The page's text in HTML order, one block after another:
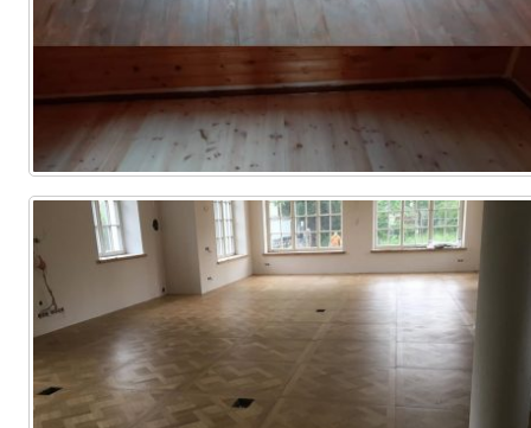
Local
Comercial
Vivienda
(Completa)
(Parcial)